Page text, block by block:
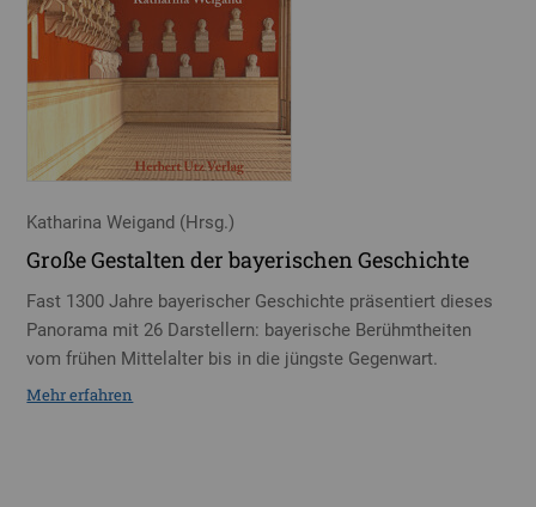
Katharina Weigand (Hrsg.)
Große Gestalten der bayerischen Geschichte
Fast 1300 Jahre bayerischer Geschichte präsentiert dieses
Panorama mit 26 Darstellern: bayerische Berühmtheiten
vom frühen Mittelalter bis in die jüngste Gegenwart.
Mehr erfahren